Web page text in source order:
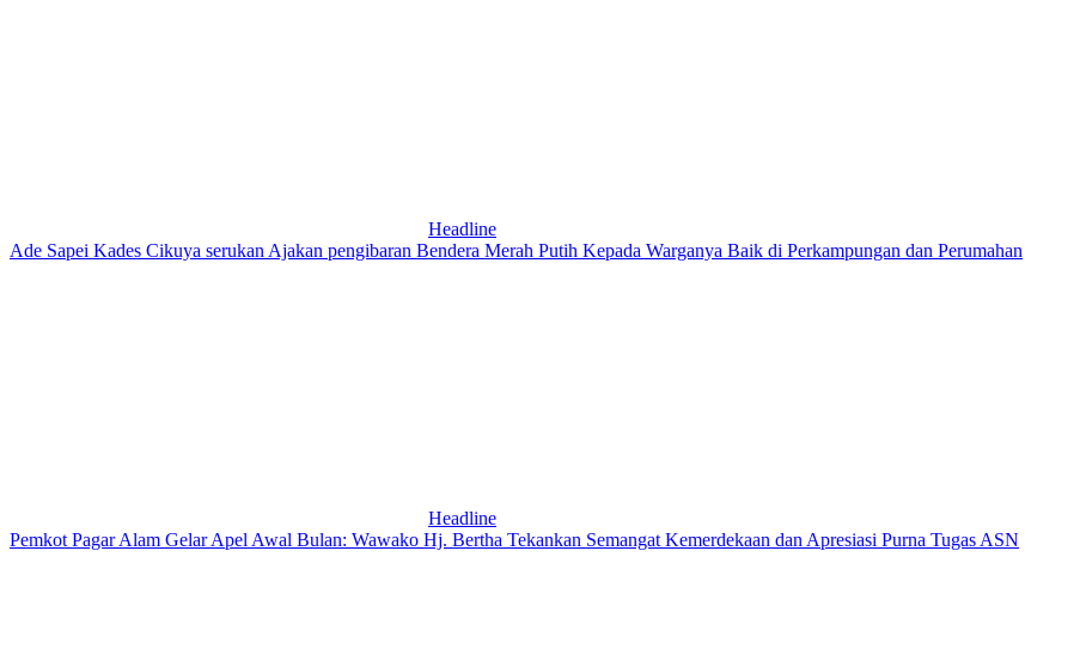
Headline
Ade Sapei Kades Cikuya serukan Ajakan pengibaran Bendera Merah Putih Kepada Warganya Baik di Perkampungan dan Perumahan
Headline
Pemkot Pagar Alam Gelar Apel Awal Bulan: Wawako Hj. Bertha Tekankan Semangat Kemerdekaan dan Apresiasi Purna Tugas ASN